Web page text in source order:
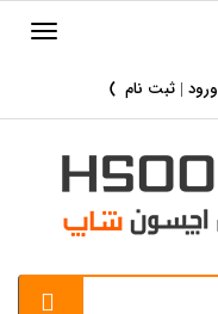
ورود | ثبت نام )